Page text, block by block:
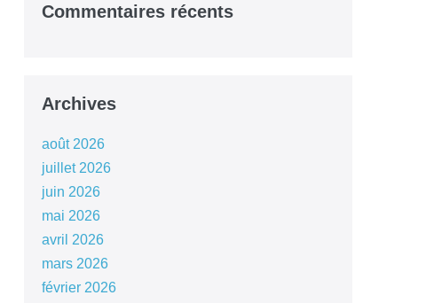
Commentaires récents
Archives
août 2026
juillet 2026
juin 2026
mai 2026
avril 2026
mars 2026
février 2026